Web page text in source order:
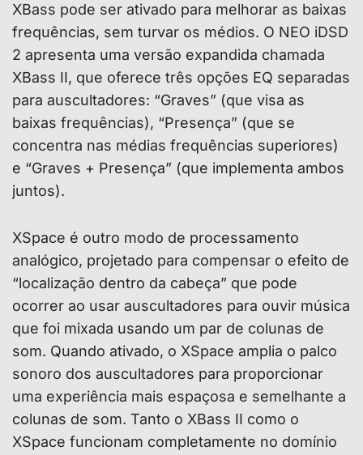
XBass pode ser ativado para melhorar as baixas
frequências, sem turvar os médios. O NEO iDSD
2 apresenta uma versão expandida chamada
XBass II, que oferece três opções EQ separadas
para auscultadores: “Graves” (que visa as
baixas frequências), “Presença” (que se
concentra nas médias frequências superiores)
e “Graves + Presença” (que implementa ambos
juntos).
XSpace é outro modo de processamento
analógico, projetado para compensar o efeito de
“localização dentro da cabeça” que pode
ocorrer ao usar auscultadores para ouvir música
que foi mixada usando um par de colunas de
som. Quando ativado, o XSpace amplia o palco
sonoro dos auscultadores para proporcionar
uma experiência mais espaçosa e semelhante a
colunas de som. Tanto o XBass II como o
XSpace funcionam completamente no domínio